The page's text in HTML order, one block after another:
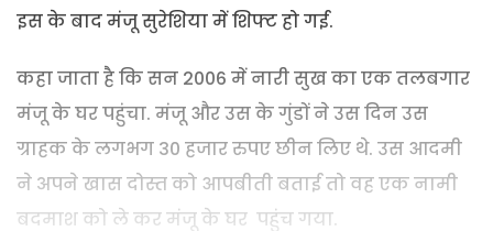
इस के बाद मंजू सुरेशिया में शिफ्ट हो गई.
कहा जाता है कि सन 2006 में नारी सुख का एक तलबगार
मंजू के घर पहुंचा. मंजू और उस के गुंडों ने उस दिन उस
ग्राहक के लगभग 30 हजार रुपए छीन लिए थे. उस आदमी
ने अपने खास दोस्त को आपबीती बताई तो वह एक नामी
बदमाश को ले कर मंजू के घर पहुंच गया.